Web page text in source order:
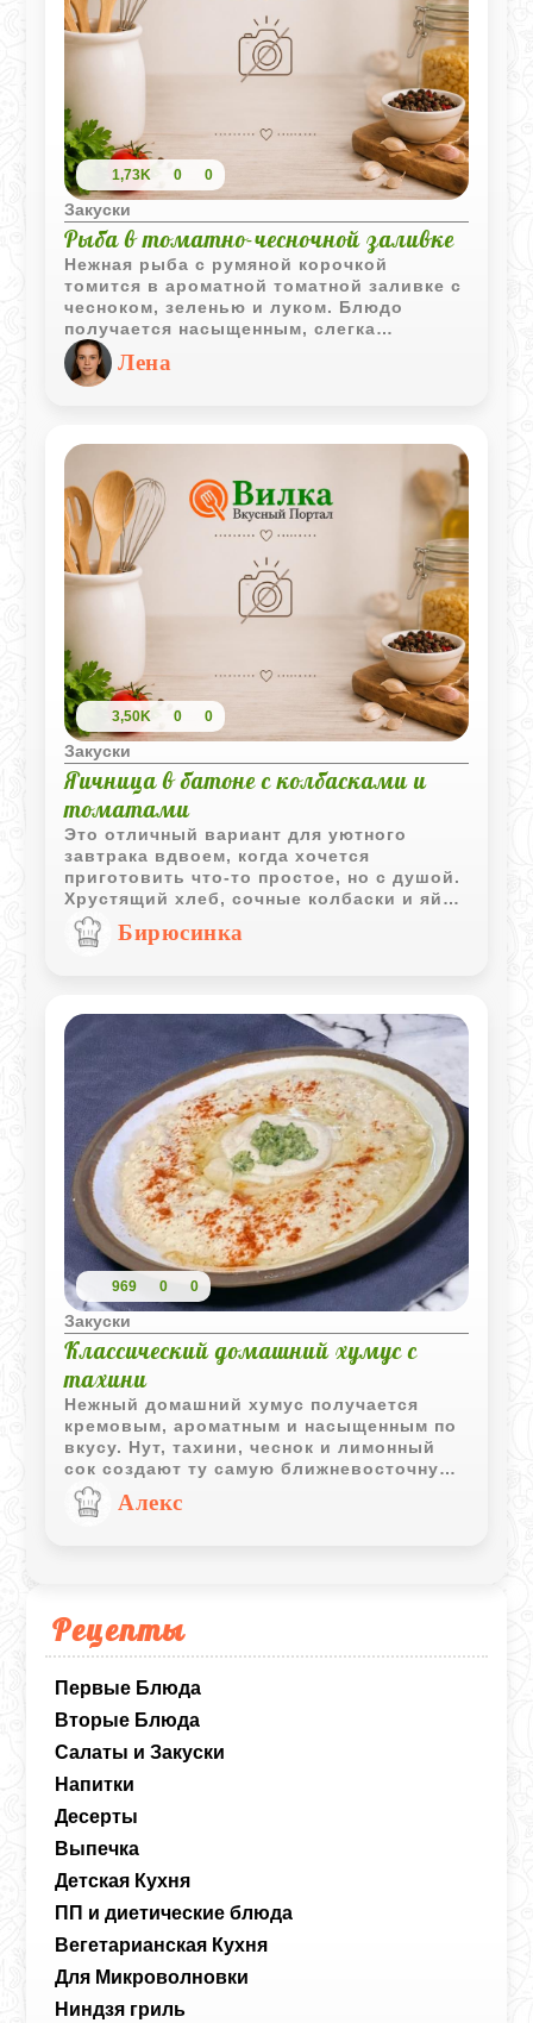
Рецепты
Первые Блюда
Вторые Блюда
Салаты и Закуски
Напитки
Десерты
Выпечка
Детская Кухня
ПП и диетические блюда
Вегетарианская Кухня
Для Микроволновки
Ниндзя гриль
1,73K 0 0
Закуски
Рыба в томатно-чесночной заливке
Нежная рыба с румяной корочкой
томится в ароматной томатной заливке с
чесноком, зеленью и луком. Блюдо
получается насыщенным, слегка
пикантным и одинаково вкусным как в
горячем, так и в охлажденном виде.
Лена
3,50K 0 0
Закуски
Яичница в батоне с колбасками и
томатами
Это отличный вариант для уютного
завтрака вдвоем, когда хочется
приготовить что-то простое, но с душой.
Хрустящий хлеб, сочные колбаски и яйцо
внутри - это всегда беспроигрышное
сочетание. Самое классное, что все
ароматом копченых колбасок точно
поднимет настроение и зарядит энергией
на весь день.
Бирюсинка
969 0 0
Закуски
Классический домашний хумус с
тахини
Нежный домашний хумус получается
кремовым, ароматным и насыщенным по
вкусу. Нут, тахини, чеснок и лимонный
сок создают ту самую ближневосточную
закуску, которая отлично сочетается с
лепешками, овощами и мясом на гриле.
Алекс